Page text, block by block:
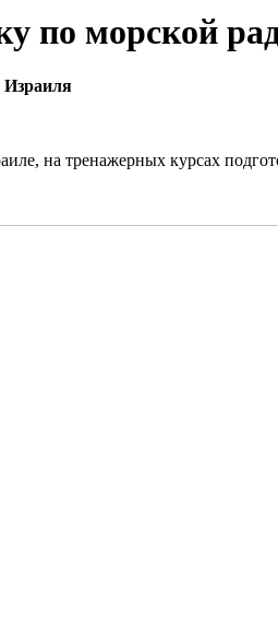
по морской
Израиля
на тренажерных курсах